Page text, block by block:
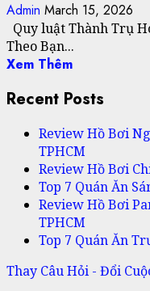
Admin March 15, 2026
Quy luật Thành Trụ
Theo Bạn...
Xem Thêm
Recent Posts
Review Hồ Bơi
TPHCM
Review Hồ Bơi
Top 7 Quán Ăn
Review Hồ Bơi
TPHCM
Top 7 Quán Ăn
Thay Câu Hỏi - Đổi